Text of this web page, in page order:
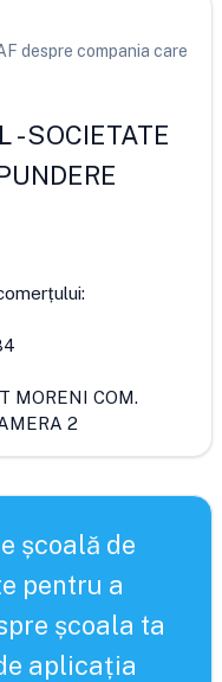
despre compania care
-SOCIETATE
MORENI COM.
2
școală de
pentru a
școala ta
aplicația